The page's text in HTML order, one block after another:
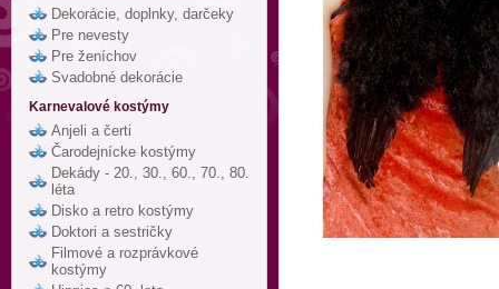
Dekorácie, doplnky, darčeky
Pre nevesty
Pre ženíchov
Svadobné dekorácie
Karnevalové kostýmy
Anjeli a čerti
Čarodejnícke kostýmy
Dekády - 20., 30., 60., 70., 80.
léta
Disko a retro kostýmy
Doktori a sestričky
Filmové a rozprávkové
kostýmy